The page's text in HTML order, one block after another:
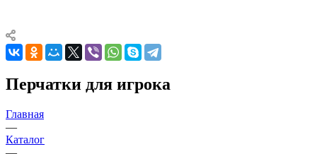
Перчатки для игрока
Главная
—
Каталог